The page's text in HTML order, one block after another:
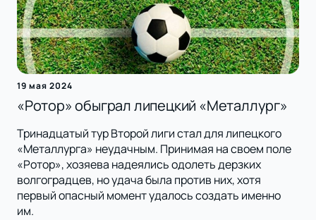
19 мая 2024
«Ротор» обыграл липецкий «Металлург»
Тринадцатый тур Второй лиги стал для липецкого
«Металлурга» неудачным. Принимая на своем поле
«Ротор», хозяева надеялись одолеть дерзких
волгоградцев, но удача была против них, хотя
первый опасный момент удалось создать именно
им.